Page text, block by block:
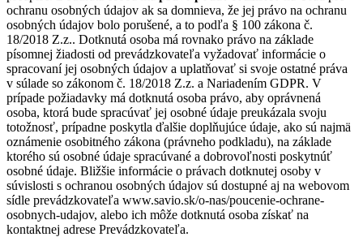
ochranu osobných údajov ak sa domnieva, že jej právo na ochranu
osobných údajov bolo porušené, a to podľa § 100 zákona č.
18/2018 Z.z.. Dotknutá osoba má rovnako právo na základe
písomnej žiadosti od prevádzkovateľa vyžadovať informácie o
spracovaní jej osobných údajov a uplatňovať si svoje ostatné práva
v súlade so zákonom č. 18/2018 Z.z. a Nariadením GDPR. V
prípade požiadavky má dotknutá osoba právo, aby oprávnená
osoba, ktorá bude spracúvať jej osobné údaje preukázala svoju
totožnosť, prípadne poskytla ďalšie doplňujúce údaje, ako sú najmä
oznámenie osobitného zákona (právneho podkladu), na základe
ktorého sú osobné údaje spracúvané a dobrovoľnosti poskytnúť
osobné údaje. Bližšie informácie o právach dotknutej osoby v
súvislosti s ochranou osobných údajov sú dostupné aj na webovom
sídle prevádzkovateľa www.savio.sk/o-nas/poucenie-ochrane-
osobnych-udajov, alebo ich môže dotknutá osoba získať na
kontaktnej adrese Prevádzkovateľa.